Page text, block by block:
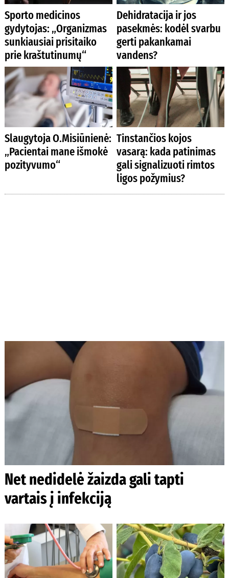
Sporto medicinos
gydytojas: „Organizmas
sunkiausiai prisitaiko
prie kraštutinumų“
Dehidratacija ir jos
pasekmės: kodėl svarbu
gerti pakankamai
vandens?
Slaugytoja O.Misiūnienė:
„Pacientai mane išmokė
pozityvumo“
Tinstančios kojos
vasarą: kada patinimas
gali signalizuoti rimtos
ligos požymius?
Net nedidelė žaizda gali tapti
vartais į infekciją